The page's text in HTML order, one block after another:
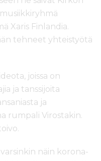
Xaris Finlandia.
tehneet yhteistyötä
joissa on
ja tanssijoita
ja
rumpali Virostakin.
näin korona-